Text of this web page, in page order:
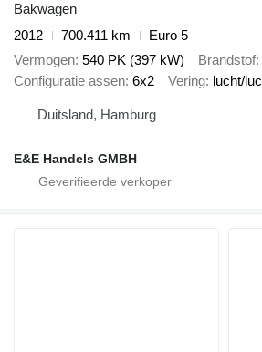
Bakwagen
2012
700.411 km
Euro 5
Vermogen 540 PK (397 kW) Brandstof
Configuratie assen 6x2 Vering lucht/
Duitsland, Hamburg
E&E Handels GMBH